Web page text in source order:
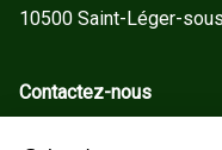
10500 Saint-Léger-
Contactez-nous